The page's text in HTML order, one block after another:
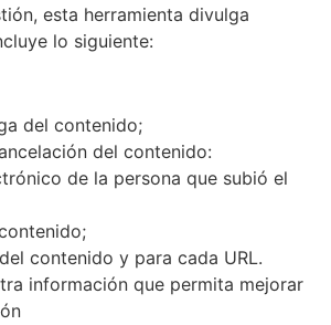
esta herramienta divulga
lo siguiente:
del contenido;
del contenido:
de la persona que subió el
contenido y para cada URL.
información que permita mejorar